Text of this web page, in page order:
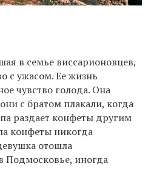
в семье виссарионовцев,
с ужасом. Ее жизнь
чувство голода. Она
с братом плакали, когда
раздает конфеты другим
конфеты никогда
отошла
Подмосковье, иногда